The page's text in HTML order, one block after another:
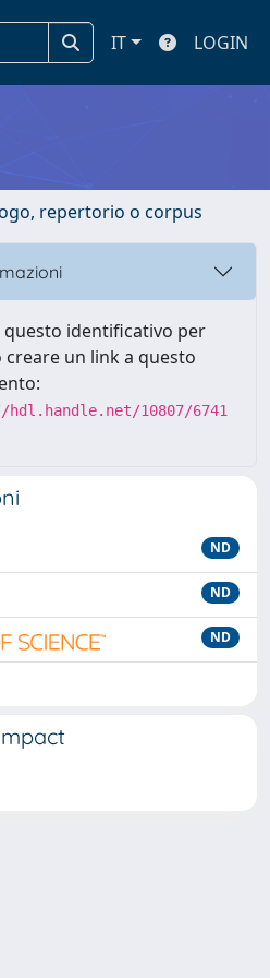
IT LOGIN
repertorio o corpus
questo identificativo per
creare un link a questo
10807/6741
ND
ND
ND